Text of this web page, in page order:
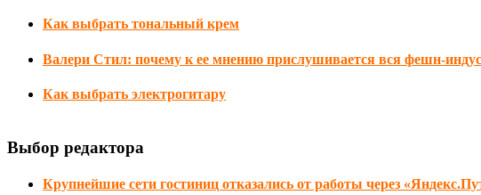
Как выбрать тональный крем
Валери Стил: почему к ее мнению прислушивается вся фешн-
Как выбрать электрогитару
Выбор редактора
Крупнейшие сети гостиниц отказались от работы через